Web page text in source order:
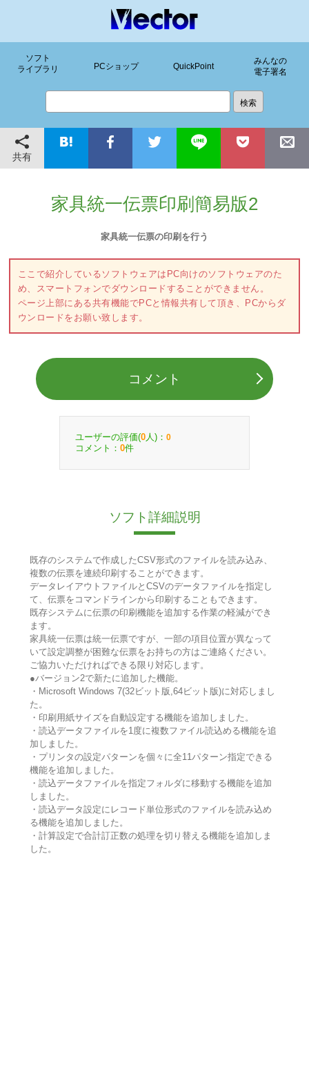
ソフト
ライブラリ
PCショップ QuickPoint
みんなの
電子署名
共有
家具統一伝票印刷簡易版2
家具統一伝票の印刷を行う
ここで紹介しているソフトウェアはPC向けのソフトウェアのた
め、スマートフォンでダウンロードすることができません。
ページ上部にある共有機能でPCと情報共有して頂き、PCからダ
ウンロードをお願い致します。
コメント
ユーザーの評価(0 人)： 0
コメント： 0件
ソフト詳細説明
既存のシステムで作成したCSV形式のファイルを読み込み、
複数の伝票を連続印刷することができます。
データレイアウトファイルとCSVのデータファイルを指定し
て、伝票をコマンドラインから印刷することもできます。
既存システムに伝票の印刷機能を追加する作業の軽減ができ
ます。
家具統一伝票は統一伝票ですが、一部の項目位置が異なって
いて設定調整が困難な伝票をお持ちの方はご連絡ください。
ご協力いただければできる限り対応します。
●バージョン2で新たに追加した機能。
・Microsoft Windows 7(32ビット版,64ビット版)に対応しまし
た。
・印刷用紙サイズを自動設定する機能を追加しました。
・読込データファイルを1度に複数ファイル読込める機能を追
加しました。
・プリンタの設定パターンを個々に全11パターン指定できる
機能を追加しました。
・読込データファイルを指定フォルダに移動する機能を追加
しました。
・読込データ設定にレコード単位形式のファイルを読み込め
る機能を追加しました。
・計算設定で合計訂正数の処理を切り替える機能を追加しま
した。